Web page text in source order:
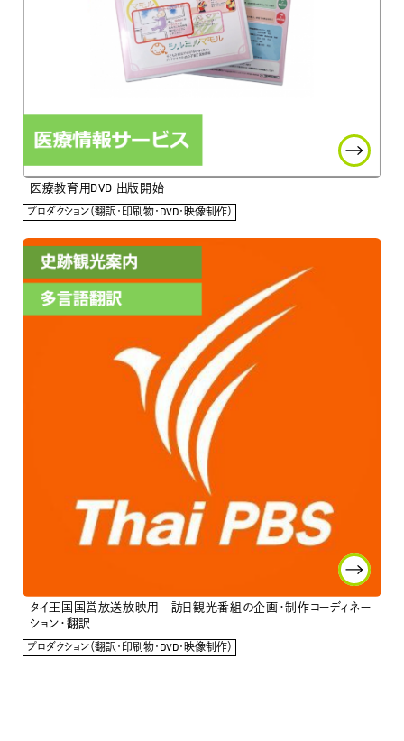
医療教育用DVD 出版開始
プロダクション（翻訳・印刷物・DVD・映像制作）
タイ王国国営放送放映用 訪日観光番組の企画・制作コーディネー
ション・翻訳
プロダクション（翻訳・印刷物・DVD・映像制作）